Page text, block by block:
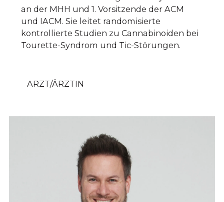
an der MHH und 1. Vorsitzende der ACM
und IACM. Sie leitet randomisierte
kontrollierte Studien zu Cannabinoiden bei
Tourette-Syndrom und Tic-Störungen.
ARZT/ÄRZTIN